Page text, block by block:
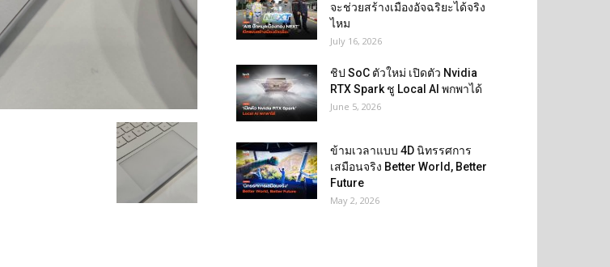
จะช่วยสร้างเมืองอัจฉริยะได้จริง
ไหม
July 16, 2026
ชิป SoC ตัวใหม่ เปิดตัว Nvidia
RTX Spark ชู Local AI พกพาได้
June 5, 2026
ข้ามเวลาแบบ 4D นิทรรศการ
เสมือนจริง Better World, Better
Future
May 2, 2026